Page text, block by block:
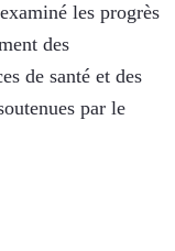
les progrès
des
de santé et des
par le